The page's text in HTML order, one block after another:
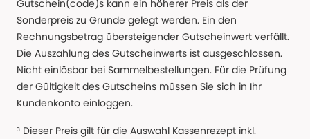
Gutschein(code)s kann ein höherer Preis als der
Sonderpreis zu Grunde gelegt werden. Ein den
Rechnungsbetrag übersteigender Gutscheinwert verfällt.
Die Auszahlung des Gutscheinwerts ist ausgeschlossen.
Nicht einlösbar bei Sammelbestellungen. Für die Prüfung
der Gültigkeit des Gutscheins müssen Sie sich in Ihr
Kundenkonto einloggen.
³ Dieser Preis gilt für die Auswahl Kassenrezept inkl.